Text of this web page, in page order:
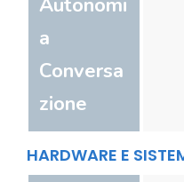
a
Conversa
zione
HARDWARE E